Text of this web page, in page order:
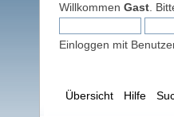
Willkommen Gast .
Einloggen mit
Übersicht Hilfe